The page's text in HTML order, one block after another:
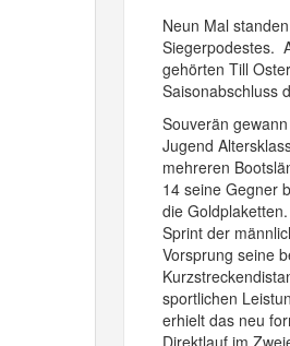
Neun Mal
Siegerpodestes.
gehörten Till
Saisonabschluss
Souverän
Jugend
mehreren
14 seine Gegner
die
Sprint der
Vorsprung seine
sportlichen
erhielt das neu
Direktlauf im